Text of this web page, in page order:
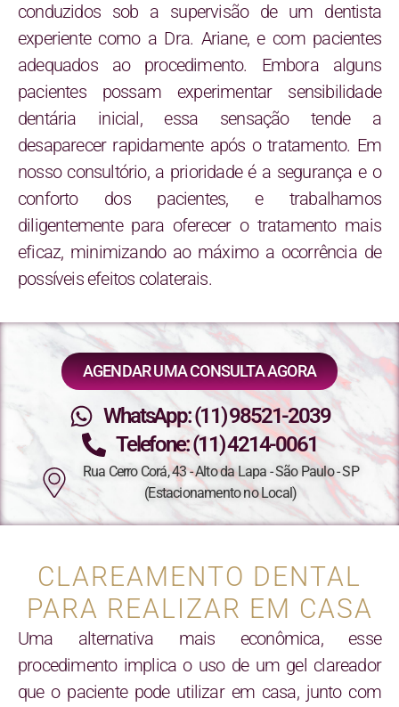
conduzidos sob a supervisão de um dentista
experiente como a Dra. Ariane, e com pacientes
adequados ao procedimento. Embora alguns
pacientes possam experimentar sensibilidade
dentária inicial, essa sensação tende a
desaparecer rapidamente após o tratamento. Em
nosso consultório, a prioridade é a segurança e o
conforto dos pacientes, e trabalhamos
diligentemente para oferecer o tratamento mais
eficaz, minimizando ao máximo a ocorrência de
possíveis efeitos colaterais.
AGENDAR UMA CONSULTA AGORA
WhatsApp: (11) 98521-2039
Telefone: (11) 4214-0061
Rua Cerro Corá, 43 - Alto da Lapa - São Paulo - SP
(Estacionamento no Local)
CLAREAMENTO DENTAL
PARA REALIZAR EM CASA
Uma alternativa mais econômica, esse
procedimento implica o uso de um gel clareador
que o paciente pode utilizar em casa, junto com